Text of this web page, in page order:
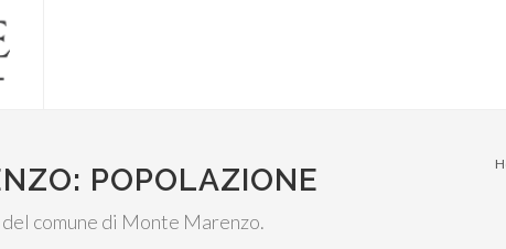
POPOLAZIONE
comune di Monte Marenzo.